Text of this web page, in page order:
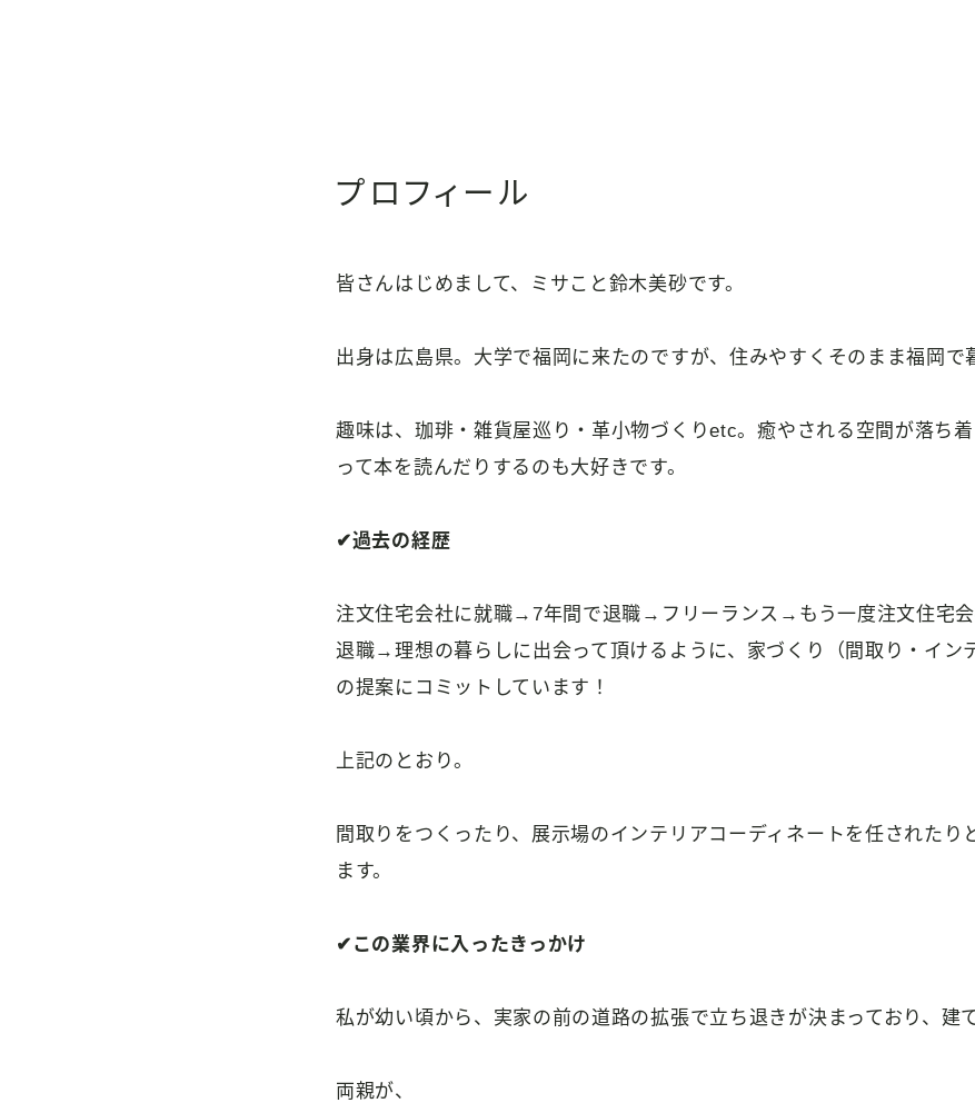
プロフィール
皆さんはじめまして、ミサこと鈴木美砂です。
出身は広島県。大学で福岡に来たのですが、住みやすくそのまま福岡で
趣味は、珈琲・雑貨屋巡り・革小物づくりetc。癒やされる空間が落ち
って本を読んだりするのも大好きです。
✔過去の経歴
注文住宅会社に就職→7年間で退職→フリーランス→もう一度注文住宅
退職→理想の暮らしに出会って頂けるように、家づくり（間取り・イン
の提案にコミットしています！
上記のとおり。
間取りをつくったり、展示場のインテリアコーディネートを任されたり
ます。
✔この業界に入ったきっかけ
私が幼い頃から、実家の前の道路の拡張で立ち退きが決まっており、建
両親が、